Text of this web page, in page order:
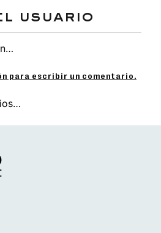
para escribir un comentario.